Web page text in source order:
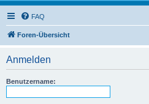
FAQ
Foren-Übersicht
Anmelden
Benutzername: